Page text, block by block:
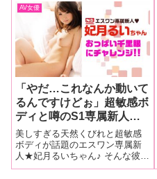
ダ！！【ヤバい風俗ガチで
行ってみた 其の四】
AV女優
「やだ…これなんか動いて
るんですけどぉ」超敏感ボ
ディと噂のS1専属新人★
妃月るいちゃんのEカップ
乳にエッチなものを挟んで
みたお♪【ムフフ♥パイ◯
リ動画＆プレゼントもあ
美しすぎる天然くびれと超敏感
ボディが話題のエスワン専属新
人★妃月るいちゃん♪ そんな彼女
の感度を確かめるべくデラ取材